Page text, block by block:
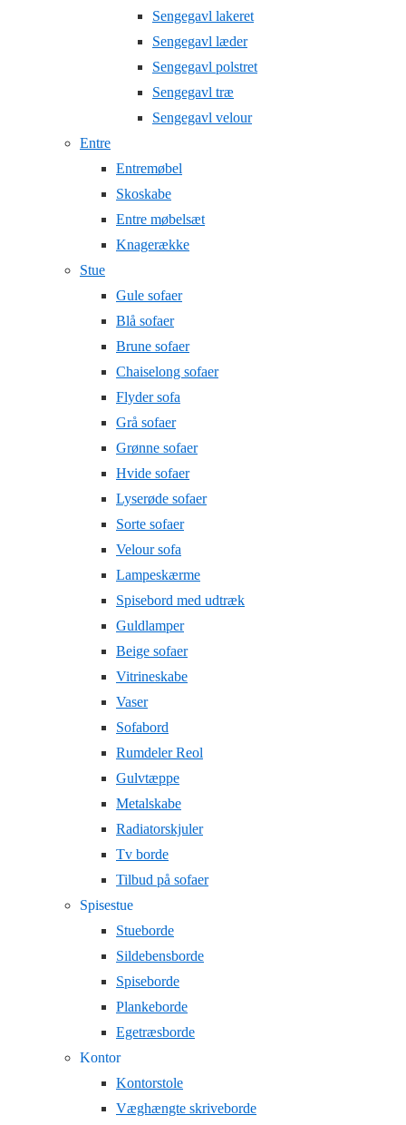
Sengegavl lakeret
Sengegavl læder
Sengegavl polstret
Sengegavl træ
Sengegavl velour
Entre
Entremøbel
Skoskabe
Entre møbelsæt
Knagerække
Stue
Gule sofaer
Blå sofaer
Brune sofaer
Chaiselong sofaer
Flyder sofa
Grå sofaer
Grønne sofaer
Hvide sofaer
Lyserøde sofaer
Sorte sofaer
Velour sofa
Lampeskærme
Spisebord med udtræk
Guldlamper
Beige sofaer
Vitrineskabe
Vaser
Sofabord
Rumdeler Reol
Gulvtæppe
Metalskabe
Radiatorskjuler
Tv borde
Tilbud på sofaer
Spisestue
Stueborde
Sildebensborde
Spiseborde
Plankeborde
Egetræsborde
Kontor
Kontorstole
Væghængte skriveborde